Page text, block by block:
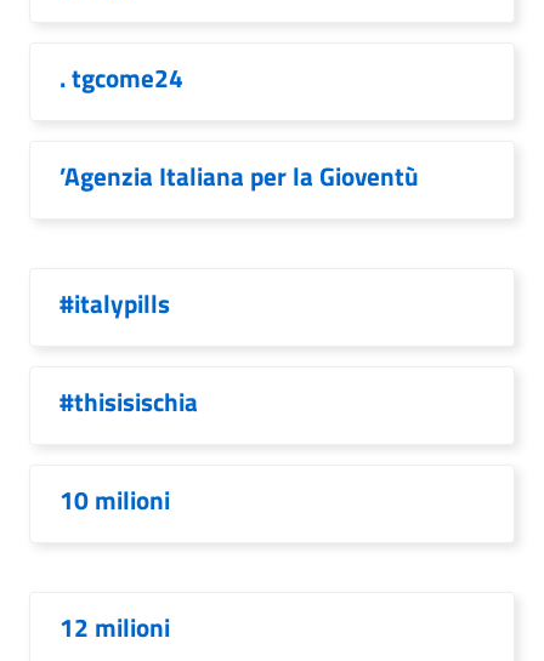
. tgcome24
’Agenzia Italiana per la Gioventù
#italypills
#thisisischia
10 milioni
12 milioni